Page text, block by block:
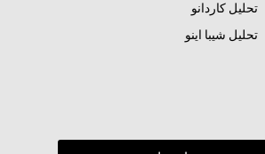
تحليل كاردانو
تحليل شيبا اينو